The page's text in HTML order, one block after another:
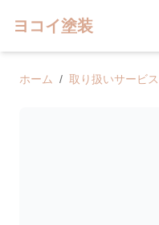
ヨコイ塗装
ホーム / 取り扱いサービス